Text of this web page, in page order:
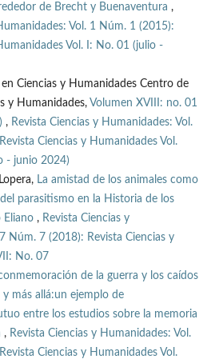
de Brecht y Buenaventura ,
Vol. 1 Núm. 1 (2015):
Vol. I: No. 01 (julio -
Ciencias y Humanidades Centro de
y Humanidades, Volumen XVIII: no. 01
, Revista Ciencias y Humanidades: Vol.
Ciencias y Humanidades Vol.
- junio 2024)
La amistad de los animales como
parasitismo en la Historia de los
Eliano , Revista Ciencias y
Núm. 7 (2018): Revista Ciencias y
No. 07
de la guerra y los caídos
y más allá:un ejemplo de
entre los estudios sobre la memoria
, Revista Ciencias y Humanidades: Vol.
Ciencias y Humanidades Vol.